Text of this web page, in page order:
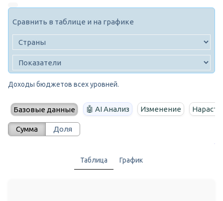
Сравнить в таблице и на графике
Доходы бюджетов всех уровней.
Базовые данные 🤖 AI Анализ Изменение
Сумма Доля
Таблица График